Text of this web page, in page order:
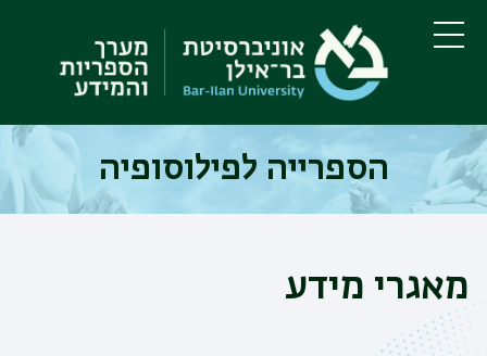
לתוכן
העיקרי
לתפריט
ניווט
ראשי
תפריט
הספרייה לפילוסופיה
מאגרי מידע